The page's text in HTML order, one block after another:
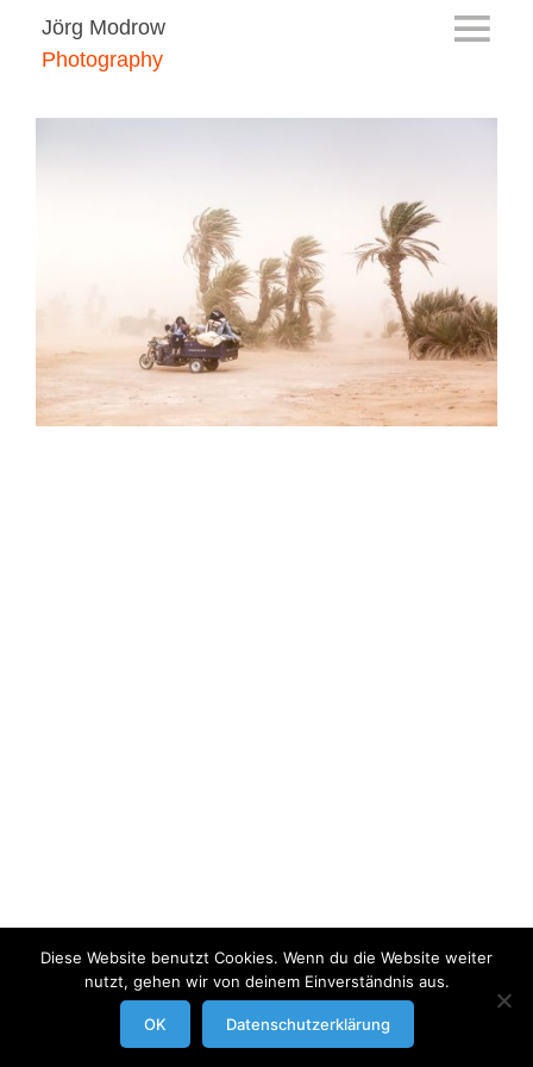
Jörg Modrow
Photography
modrowgrafie.de © 2023 | Impressum/Datenschutzerklaerung
Businessportraits
Diese Website benutzt Cookies. Wenn du die Website weiter
nutzt, gehen wir von deinem Einverständnis aus.
OK Datenschutzerklärung